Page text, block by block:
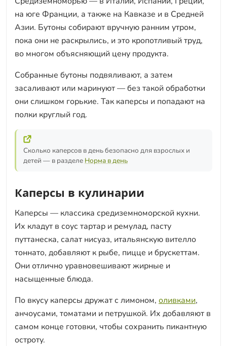
на юге Франции, а также на Кавказе и в Средней
Азии. Бутоны собирают вручную ранним утром,
пока они не раскрылись, и это кропотливый труд,
во многом объясняющий цену продукта.
Собранные бутоны подвяливают, а затем
засаливают или маринуют — без такой обработки
они слишком горькие. Так каперсы и попадают на
полки круглый год.
Сколько каперсов в день безопасно для взрослых и
детей — в разделе Норма в день
Каперсы в кулинарии
Каперсы — классика средиземноморской кухни.
Их кладут в соус тартар и ремулад, пасту
путтанеска, салат нисуаз, итальянскую вителло
тоннато, добавляют к рыбе, пицце и брускеттам.
Они отлично уравновешивают жирные и
насыщенные блюда.
По вкусу каперсы дружат с лимоном, оливками,
анчоусами, томатами и петрушкой. Их добавляют в
самом конце готовки, чтобы сохранить пикантную
остроту.